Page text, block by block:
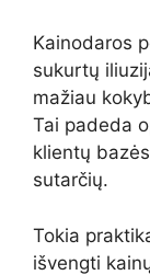
Kainodaros
sukurtų
mažiau
Tai padeda
klientų
sutarčių.
Tokia
išvengti